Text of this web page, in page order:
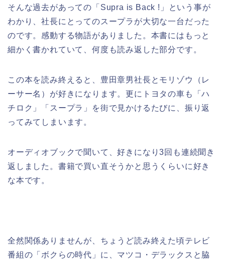
そんな過去があっての「Supra is Back !」という事が
わかり、社長にとってのスープラが大切な一台だった
のです。感動する物語がありました。本書にはもっと
細かく書かれていて、何度も読み返した部分です。
この本を読み終えると、豊田章男社長とモリゾウ（レ
ーサー名）が好きになります。更にトヨタの車も「ハ
チロク」「スープラ」を街で見かけるたびに、振り返
ってみてしまいます。
オーディオブックで聞いて、好きになり3回も連続聞き
返しました。書籍で買い直そうかと思うくらいに好き
な本です。
全然関係ありませんが、ちょうど読み終えた頃テレビ
番組の「ボクらの時代」に、マツコ・デラックスと脇